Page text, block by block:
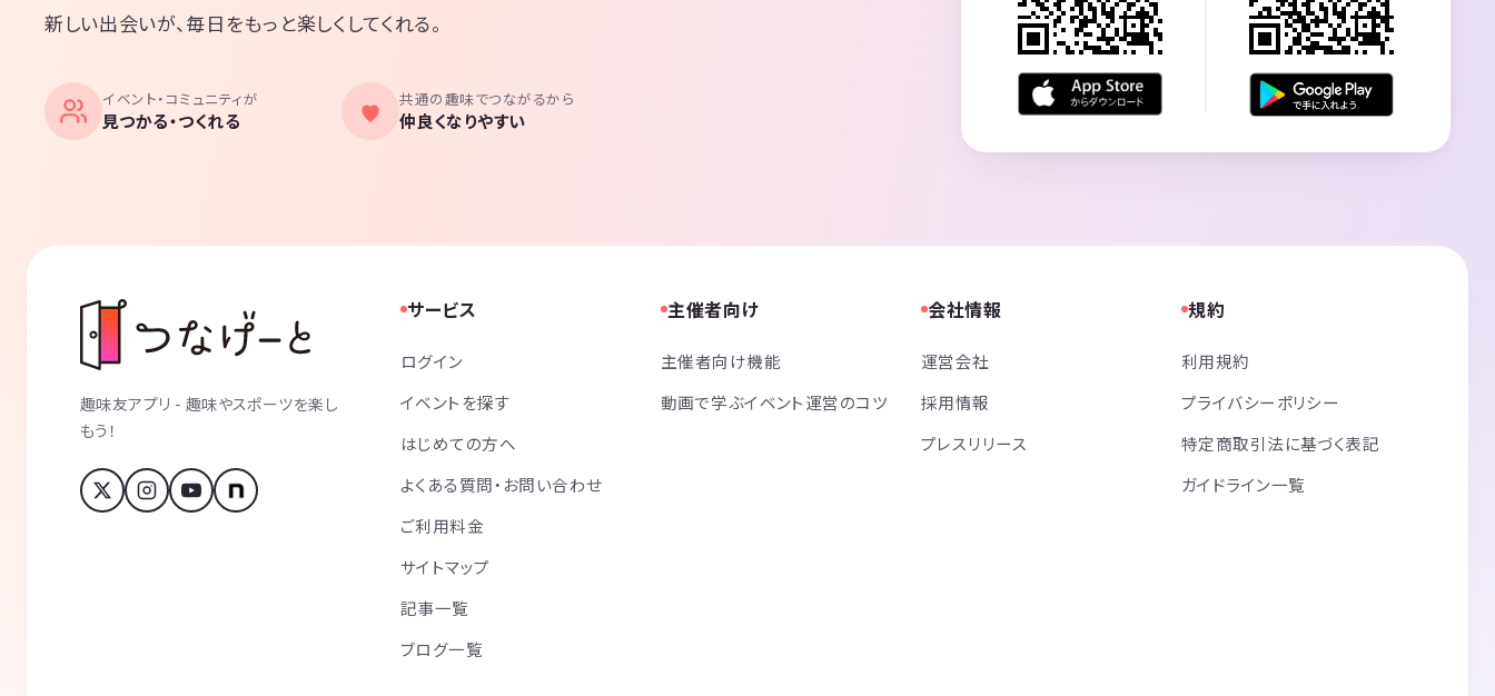
新しい出会いが、毎日をもっと楽しくしてくれる。
イベント・コミュニティが
見つかる・つくれる
共通の趣味でつながるから
仲良くなりやすい
趣味友アプリ - 趣味やスポーツを楽し
もう！
サービス
ログイン
イベントを探す
はじめての方へ
よくある質問・お問い合わせ
ご利用料金
サイトマップ
記事一覧
ブログ一覧
主催者向け
主催者向け機能
動画で学ぶイベント運営のコツ
会社情報
運営会社
採用情報
プレスリリース
規約
利用規約
プライバシーポリシー
特定商取引法に基づく表記
ガイドライン一覧